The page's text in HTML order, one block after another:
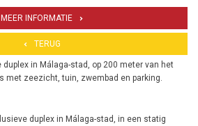
MEER INFORMATIE
TERUG
in Málaga-stad, op 200 meter van het
met zeezicht, tuin, zwembad en parking.
duplex in Málaga-stad, in een statig